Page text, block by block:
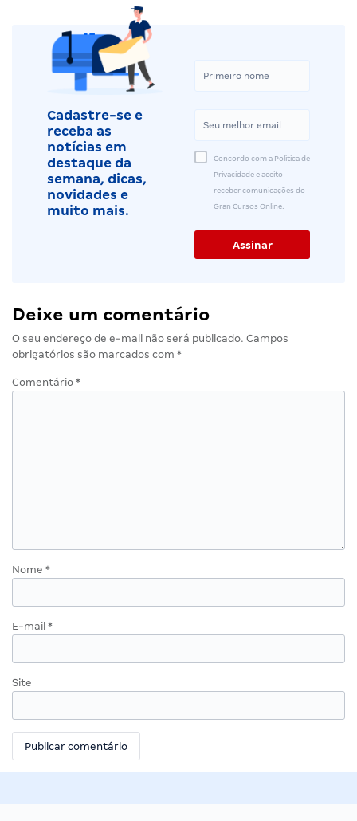
Cadastre-se e
receba as
notícias em
destaque da
semana, dicas,
novidades e
muito mais.
Concordo com a Política de
Privacidade e aceito
receber comunicações do
Gran Cursos Online.
Deixe um comentário
O seu endereço de e-mail não será publicado. Campos
obrigatórios são marcados com *
Comentário *
Nome *
E-mail *
Site